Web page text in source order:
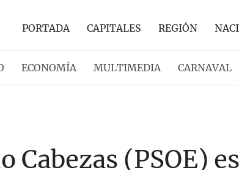
PORTADA CAPITALES REGIÓN
ECONOMÍA MULTIMEDIA CARNAVAL
Cabezas (PSOE)